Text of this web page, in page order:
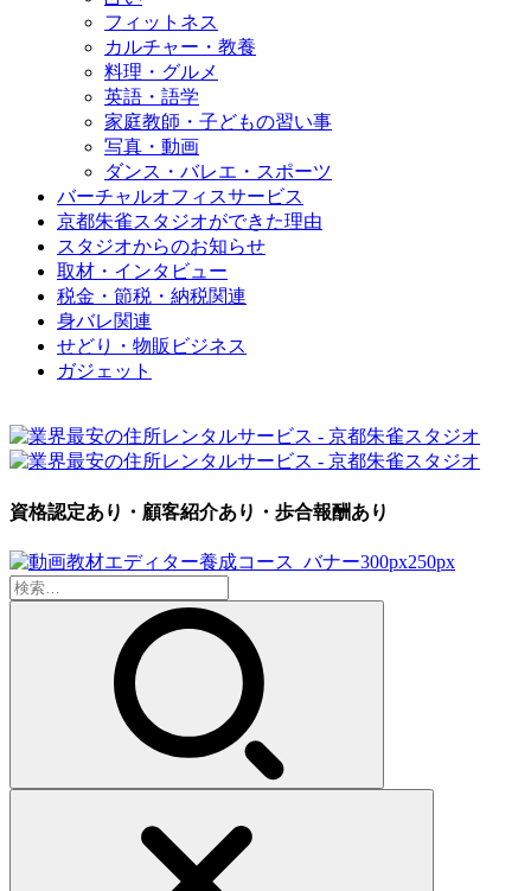
フィットネス
カルチャー・教養
料理・グルメ
英語・語学
家庭教師・子どもの習い事
写真・動画
ダンス・バレエ・スポーツ
バーチャルオフィスサービス
京都朱雀スタジオができた理由
スタジオからのお知らせ
取材・インタビュー
税金・節税・納税関連
身バレ関連
せどり・物販ビジネス
ガジェット
資格認定あり・顧客紹介あり・歩合報酬あり
検
索: